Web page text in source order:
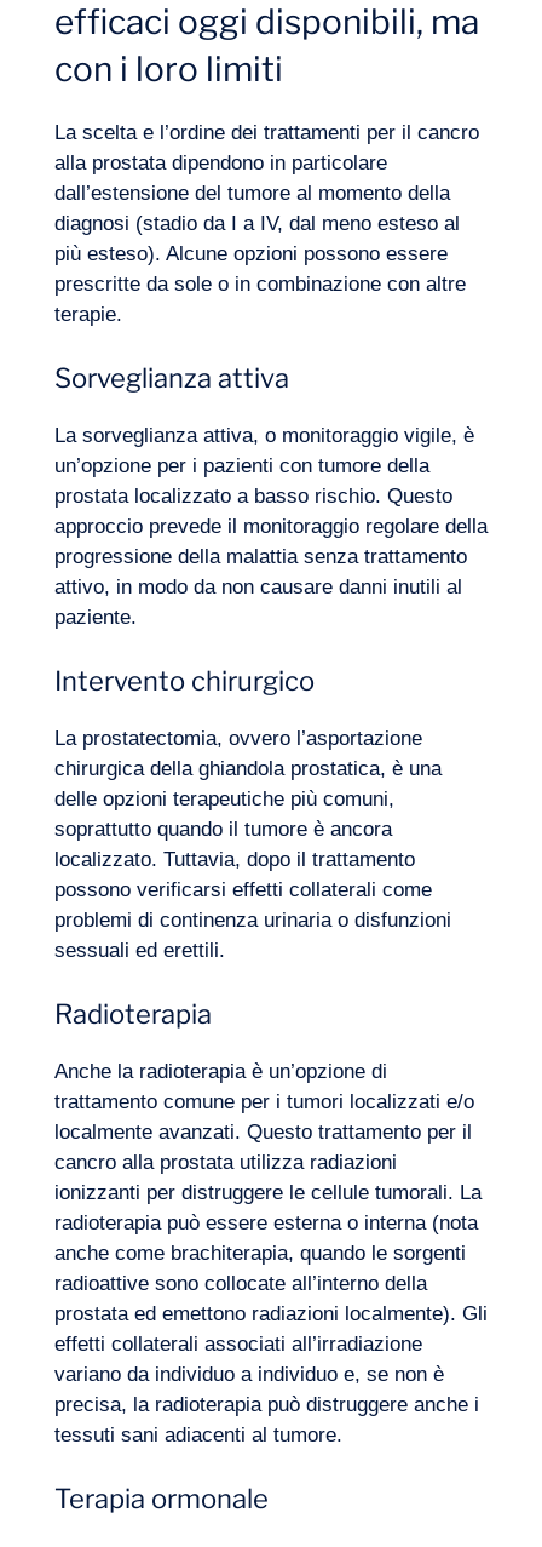
La nostra avventura
Diario di bordo
efficaci oggi disponibili, ma
con i loro limiti
La scelta e l’ordine dei trattamenti per il cancro
alla prostata dipendono in particolare
dall’estensione del tumore al momento della
diagnosi (stadio da I a IV, dal meno esteso al
più esteso). Alcune opzioni possono essere
prescritte da sole o in combinazione con altre
terapie.
Sorveglianza attiva
La sorveglianza attiva, o monitoraggio vigile, è
un’opzione per i pazienti con tumore della
prostata localizzato a basso rischio. Questo
approccio prevede il monitoraggio regolare della
progressione della malattia senza trattamento
attivo, in modo da non causare danni inutili al
paziente.
Intervento chirurgico
La prostatectomia, ovvero l’asportazione
chirurgica della ghiandola prostatica, è una
delle opzioni terapeutiche più comuni,
soprattutto quando il tumore è ancora
localizzato. Tuttavia, dopo il trattamento
possono verificarsi effetti collaterali come
problemi di continenza urinaria o disfunzioni
sessuali ed erettili.
Radioterapia
Anche la radioterapia è un’opzione di
trattamento comune per i tumori localizzati e/o
localmente avanzati. Questo trattamento per il
cancro alla prostata utilizza radiazioni
ionizzanti per distruggere le cellule tumorali. La
radioterapia può essere esterna o interna (nota
anche come brachiterapia, quando le sorgenti
radioattive sono collocate all’interno della
prostata ed emettono radiazioni localmente). Gli
effetti collaterali associati all’irradiazione
variano da individuo a individuo e, se non è
precisa, la radioterapia può distruggere anche i
tessuti sani adiacenti al tumore.
Terapia ormonale